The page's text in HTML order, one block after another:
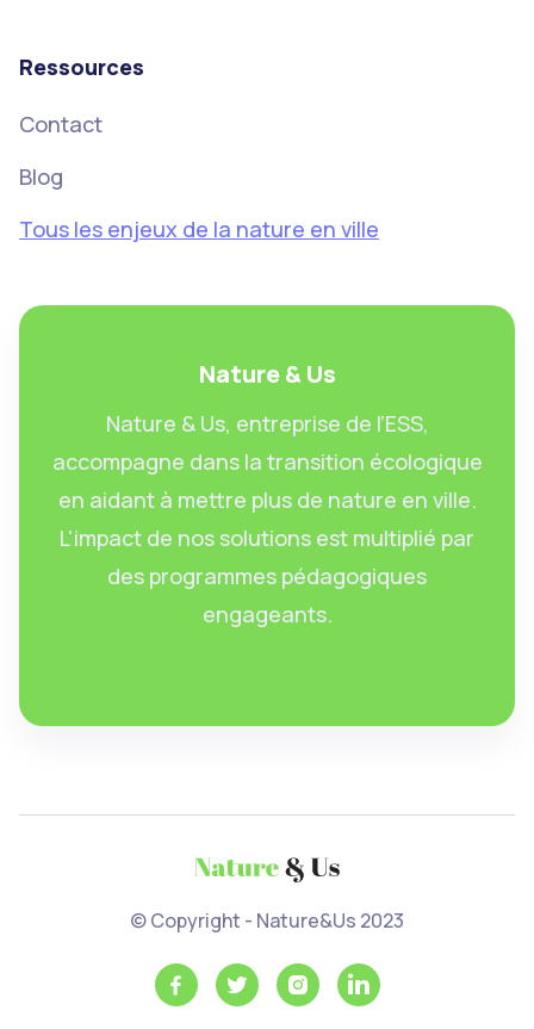
Ressources
Contact
Blog
Tous les enjeux de la nature en ville
Nature & Us
Nature & Us, entreprise de l’ESS,
accompagne dans la transition écologique
en aidant à mettre plus de nature en ville.
L'impact de nos solutions est multiplié par
des programmes pédagogiques
engageants.
© Copyright - Nature&Us 2023
   